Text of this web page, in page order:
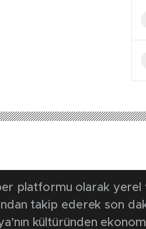
evine